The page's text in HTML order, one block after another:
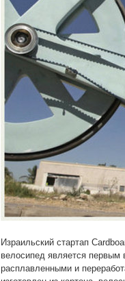
Израильский стартап
велосипед является первым
расплавленными и